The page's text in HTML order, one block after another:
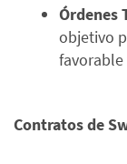
Órdenes
objetivo
favorable
Contratos de